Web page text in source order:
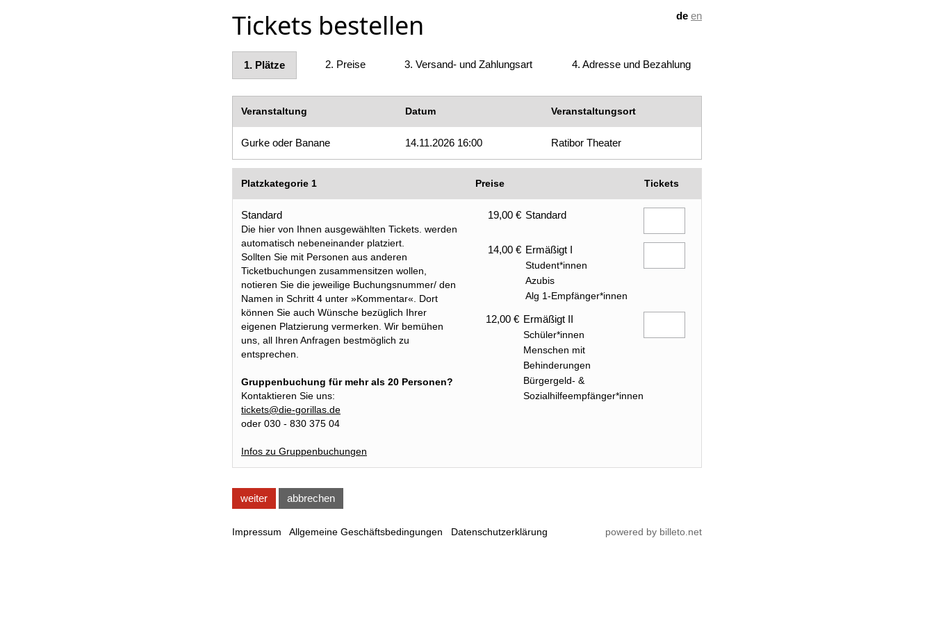
de en
Tickets bestellen
1. Plätze 2. Preise 3. Versand- und Zahlungsart 4. Adresse und Bezahlung
Veranstaltung
Gurke oder Banane
Datum
14.11.2026 16:00
Veranstaltungsort
Ratibor Theater
Platzkategorie 1
Standard
Die hier von Ihnen ausgewählten Tickets. werden
automatisch nebeneinander platziert.
Sollten Sie mit Personen aus anderen
Ticketbuchungen zusammensitzen wollen,
notieren Sie die jeweilige Buchungsnummer/ den
Namen in Schritt 4 unter »Kommentar«. Dort
können Sie auch Wünsche bezüglich Ihrer
eigenen Platzierung vermerken. Wir bemühen
uns, all Ihren Anfragen bestmöglich zu
entsprechen.
Gruppenbuchung für mehr als 20 Personen?
Kontaktieren Sie uns:
tickets@die-gorillas.de
oder 030 - 830 375 04
Infos zu Gruppenbuchungen
Tickets
Preise
19,00 € Standard
14,00 € Ermäßigt I
Student*innen
Azubis
Alg 1-Empfänger*innen
12,00 € Ermäßigt II
Schüler*innen
Menschen mit
Behinderungen
Bürgergeld- &
Sozialhilfeempfänger*innen
weiter abbrechen
Impressum Allgemeine Geschäftsbedingungen Datenschutzerklärung powered by billeto.net